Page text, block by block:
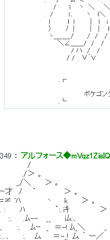
349 ： アルフォース
/
./＞ 。
,,/＼　　 ＞ ｡
ｰ才　ﾉ 　 `　　　　　＞ 。
=≠ 'ﾊ　　　　 丶　　k　　 ＞ 。
. :　　 .ﾊ　　　　　 `:..iｷ　　　　　 ＞
::.　　.ﾑ--　 __　　 iﾑ:､　　　　　
、　　::.　 .ﾑｰ　_　＝-!.ﾑ_＼　　　 ,.
:...､　　 :.　 ム　　＝-_! ム ｀ ー／　